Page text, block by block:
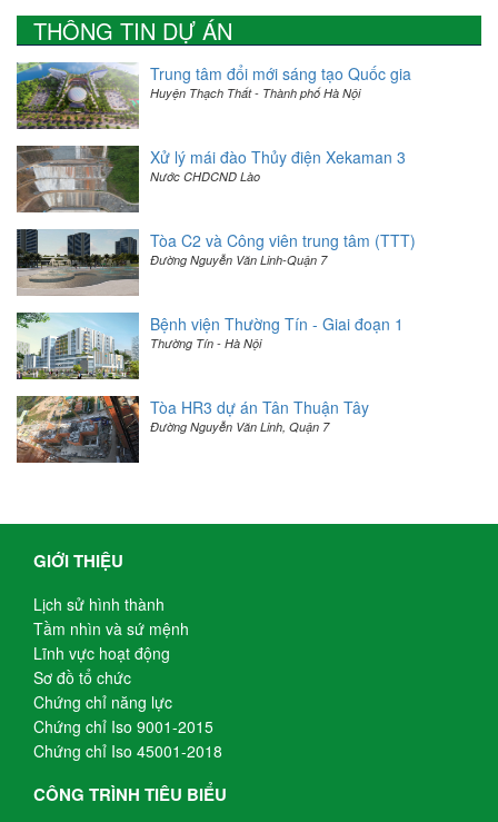
THÔNG TIN DỰ ÁN
Trung tâm đổi mới sáng tạo Quốc gia
Huyện Thạch Thất - Thành phố Hà Nội
Xử lý mái đào Thủy điện Xekaman 3
Nước CHDCND Lào
Tòa C2 và Công viên trung tâm (TTT)
Đường Nguyễn Văn Linh-Quận 7
Bệnh viện Thường Tín - Giai đoạn 1
Thường Tín - Hà Nội
Tòa HR3 dự án Tân Thuận Tây
Đường Nguyễn Văn Linh, Quận 7
GIỚI THIỆU
Lịch sử hình thành
Tầm nhìn và sứ mệnh
Lĩnh vực hoạt động
Sơ đồ tổ chức
Chứng chỉ năng lực
Chứng chỉ Iso 9001-2015
Chứng chỉ Iso 45001-2018
CÔNG TRÌNH TIÊU BIỂU